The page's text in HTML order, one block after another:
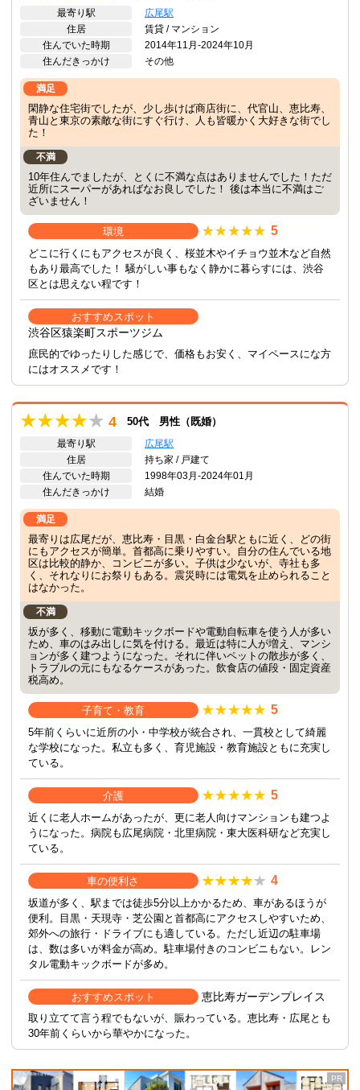
最寄り駅
広尾駅
住居
賃貸 / マンション
住んでいた時期
2014年11月-2024年10月
住んだきっかけ
その他
満足
閑静な住宅街でしたが、少し歩けば商店街に、代官山、恵比寿、
青山と東京の素敵な街にすぐ行け、人も皆暖かく大好きな街でし
た！
不満
10年住んでましたが、とくに不満な点はありませんでした！ただ
近所にスーパーがあればなお良しでした！ 後は本当に不満はご
ざいません！
環境 5
どこに行くにもアクセスが良く、桜並木やイチョウ並木など自然
もあり最高でした！ 騒がしい事もなく静かに暮らすには、渋谷
区とは思えない程です！
おすすめスポット
渋谷区猿楽町スポーツジム
庶民的でゆったりした感じで、価格もお安く、マイペースにな方
にはオススメです！
4 50代 男性（既婚）
最寄り駅
広尾駅
住居
持ち家 / 戸建て
住んでいた時期
1998年03月-2024年01月
住んだきっかけ
結婚
満足
最寄りは広尾だが、恵比寿・目黒・白金台駅ともに近く、どの街
にもアクセスが簡単。首都高に乗りやすい。自分の住んでいる地
区は比較的静か、コンビニが多い。子供は少ないが、寺社も多
く、それなりにお祭りもある。震災時には電気を止められること
はなかった。
不満
坂が多く、移動に電動キックボードや電動自転車を使う人が多い
ため、車のはみ出しに気を付ける。最近は特に人が増え、マンシ
ョンが多く建つようになった。それに伴いペットの散歩が多く、
トラブルの元にもなるケースがあった。飲食店の値段・固定資産
税高め。
子育て・教育 5
5年前くらいに近所の小・中学校が統合され、一貫校として綺麗
な学校になった。私立も多く、育児施設・教育施設ともに充実し
ている。
介護 5
近くに老人ホームがあったが、更に老人向けマンションも建つよ
うになった。病院も広尾病院・北里病院・東大医科研など充実し
ている。
車の便利さ 4
坂道が多く、駅までは徒歩5分以上かかるため、車があるほうが
便利。目黒・天現寺・芝公園と首都高にアクセスしやすいため、
郊外への旅行・ドライブにも適している。ただし近辺の駐車場
は、数は多いが料金が高め。駐車場付きのコンビニもない。レン
タル電動キックボードが多め。
おすすめスポット 恵比寿ガーデンプレイス
取り立てて言う程でもないが、賑わっている。恵比寿・広尾とも
30年前くらいから華やかになった。